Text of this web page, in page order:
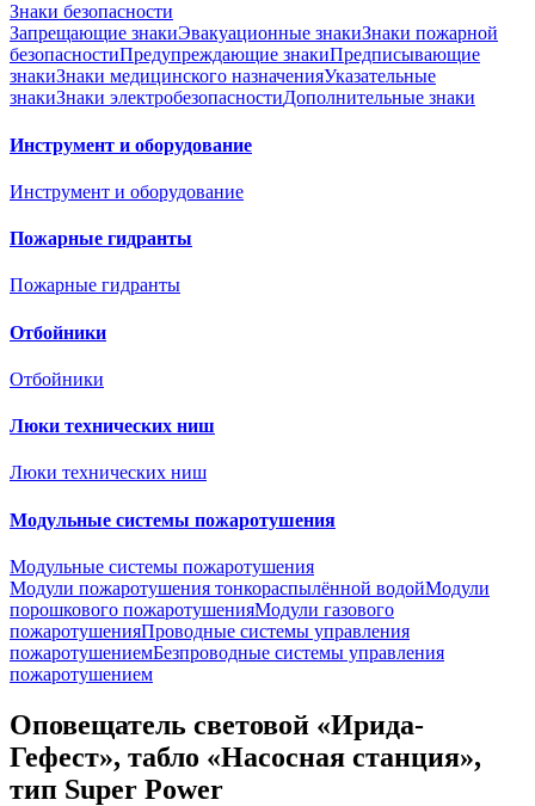
Знаки безопасности
Запрещающие знакиЭвакуационные знакиЗнаки пожарной
безопасностиПредупреждающие знакиПредписывающие
знакиЗнаки медицинского назначенияУказательные
знакиЗнаки электробезопасностиДополнительные знаки
Инструмент и оборудование
Инструмент и оборудование
Пожарные гидранты
Пожарные гидранты
Отбойники
Отбойники
Люки технических ниш
Люки технических ниш
Модульные системы пожаротушения
Модульные системы пожаротушения
Модули пожаротушения тонкораспылённой водойМодули
порошкового пожаротушенияМодули газового
пожаротушенияПроводные системы управления
пожаротушениемБезпроводные системы управления
пожаротушением
Оповещатель световой «Ирида-
Гефест», табло «Насосная станция»,
тип Super Power